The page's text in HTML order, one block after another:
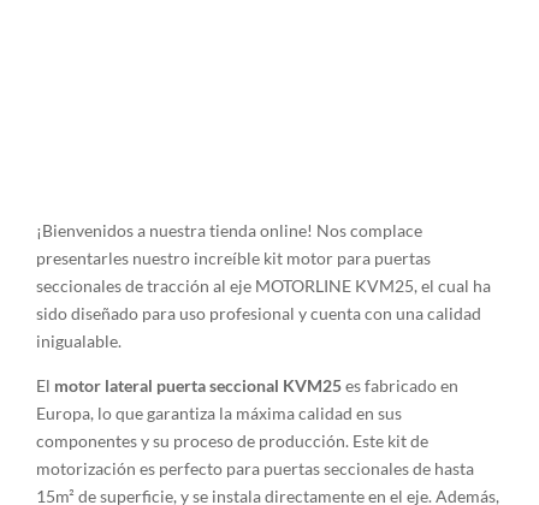
¡Bienvenidos a nuestra tienda online! Nos complace
presentarles nuestro increíble kit motor para puertas
seccionales de tracción al eje MOTORLINE KVM25, el cual ha
sido diseñado para uso profesional y cuenta con una calidad
inigualable.
El motor lateral puerta seccional KVM25es fabricado en
Europa, lo que garantiza la máxima calidad en sus
componentes y su proceso de producción. Este kit de
motorización es perfecto para puertas seccionales de hasta
15m² de superficie, y se instala directamente en el eje. Además,